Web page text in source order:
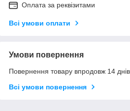
Оплата за реквізитами
Всі умови оплати
Умови повернення
Повернення товару впродовж 14
Всі умови повернення